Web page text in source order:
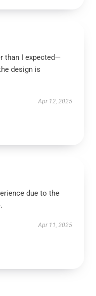
than I expected—
design is
Apr 12, 2025
due to the
Apr 11, 2025